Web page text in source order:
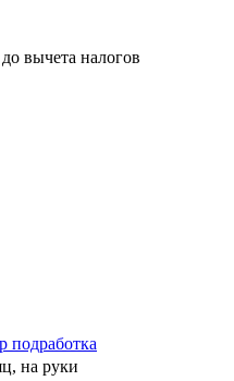
до вычета налогов
подработка
на руки